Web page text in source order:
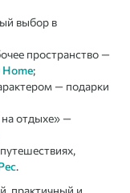
выбор в
пространство —
Home;
— подарки
отдыхе» —
.
практичный и